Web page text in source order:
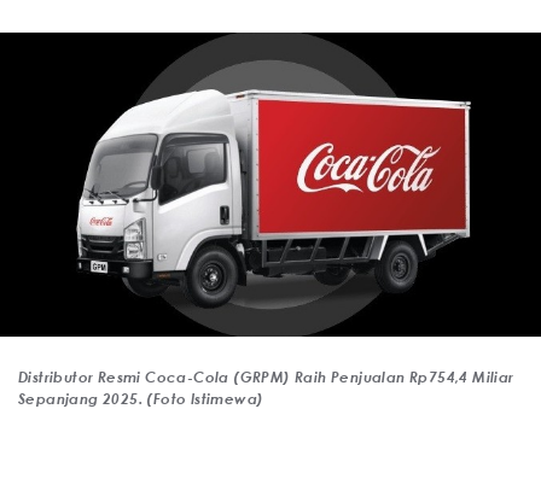
Distributor Resmi Coca-Cola (GRPM) Raih Penjualan Rp754,4 Miliar
Sepanjang 2025. (Foto Istimewa)